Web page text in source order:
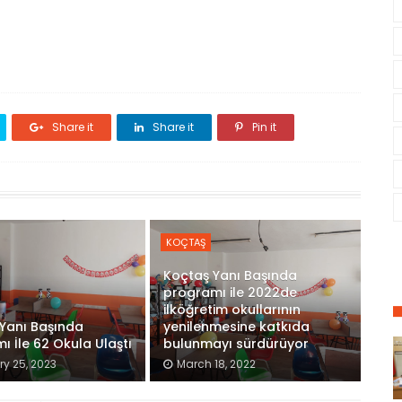
Share it Share it Pin it
Başında
İle 62 Okula Ulaştı
25, 2023
KOÇTAŞ
Koçtaş Yanı Başında
programı ile 2022de
ilköğretim okullarının
yenilenmesine katkıda
bulunmayı sürdürüyor
March 18, 2022